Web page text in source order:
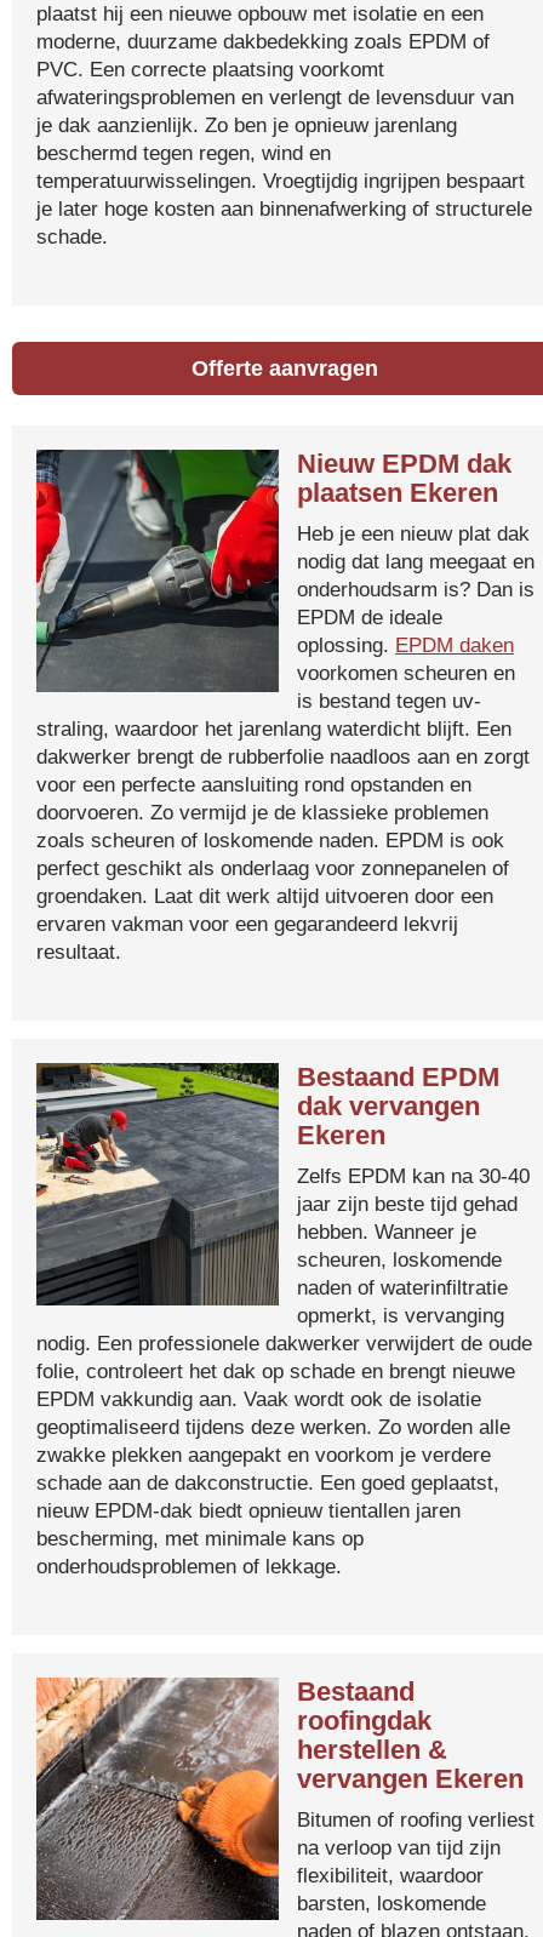
plaatst hij een nieuwe opbouw met isolatie en een
moderne, duurzame dakbedekking zoals EPDM of
PVC. Een correcte plaatsing voorkomt
afwateringsproblemen en verlengt de levensduur van
je dak aanzienlijk. Zo ben je opnieuw jarenlang
beschermd tegen regen, wind en
temperatuurwisselingen. Vroegtijdig ingrijpen bespaart
je later hoge kosten aan binnenafwerking of structurele
schade.
Offerte aanvragen
Nieuw EPDM dak
plaatsen Ekeren
Heb je een nieuw plat dak
nodig dat lang meegaat en
onderhoudsarm is? Dan is
EPDM de ideale
oplossing. EPDM daken
voorkomen scheuren en
is bestand tegen uv-
straling, waardoor het jarenlang waterdicht blijft. Een
dakwerker brengt de rubberfolie naadloos aan en zorgt
voor een perfecte aansluiting rond opstanden en
doorvoeren. Zo vermijd je de klassieke problemen
zoals scheuren of loskomende naden. EPDM is ook
perfect geschikt als onderlaag voor zonnepanelen of
groendaken. Laat dit werk altijd uitvoeren door een
ervaren vakman voor een gegarandeerd lekvrij
resultaat.
Bestaand EPDM
dak vervangen
Ekeren
Zelfs EPDM kan na 30-40
jaar zijn beste tijd gehad
hebben. Wanneer je
scheuren, loskomende
naden of waterinfiltratie
opmerkt, is vervanging
nodig. Een professionele dakwerker verwijdert de oude
folie, controleert het dak op schade en brengt nieuwe
EPDM vakkundig aan. Vaak wordt ook de isolatie
geoptimaliseerd tijdens deze werken. Zo worden alle
zwakke plekken aangepakt en voorkom je verdere
schade aan de dakconstructie. Een goed geplaatst,
nieuw EPDM-dak biedt opnieuw tientallen jaren
bescherming, met minimale kans op
onderhoudsproblemen of lekkage.
Bestaand
roofingdak
herstellen &
vervangen Ekeren
Bitumen of roofing verliest
na verloop van tijd zijn
flexibiliteit, waardoor
barsten, loskomende
naden of blazen ontstaan.